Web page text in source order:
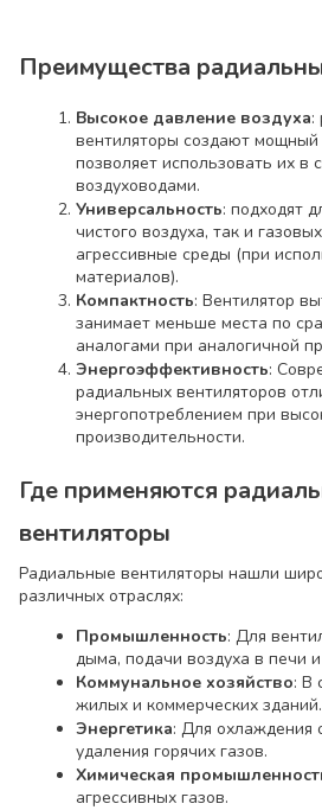
Преимущества
Высокое давление воздуха:
вентиляторы создают мощный
позволяет использовать их в
воздуховодами.
Универсальность: подходят
чистого воздуха, так и
агрессивные среды (при
материалов).
Компактность: Вентилятор
занимает меньше места по
аналогами при аналогичной
Энергоэффективность:
радиальных вентиляторов
энергопотреблением при
производительности.
Где применяются
вентиляторы
Радиальные вентиляторы нашли
различных отраслях:
Промышленность: Для
дыма, подачи воздуха в печи
Коммунальное хозяйство: В
жилых и коммерческих зданий.
Энергетика: Для охлаждения
удаления горячих газов.
Химическая
агрессивных газов.